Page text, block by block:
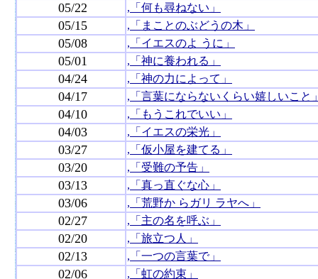
05/22 ,「何も尋ねない」
05/15 ,「まことのぶどうの木」
05/08 ,「イエスのよ うに」
05/01 ,「神に養われる」
04/24 ,「神の力によって」
04/17 ,「言葉にならないくらい嬉しいこと
04/10 ,「もうこれでいい」
04/03 ,「イエスの栄光」
03/27 ,「仮小屋を建てる」
03/20 ,「受難の予告」
03/13 ,「真っ直ぐな心」
03/06 ,「荒野か らガリ ラヤへ」
02/27 ,「主の名を呼ぶ」
02/20 ,「旅立つ人」
02/13 ,「一つの言葉で」
02/06 ,「虹の約束」